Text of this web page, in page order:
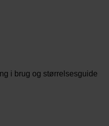
i brug og størrelsesguide